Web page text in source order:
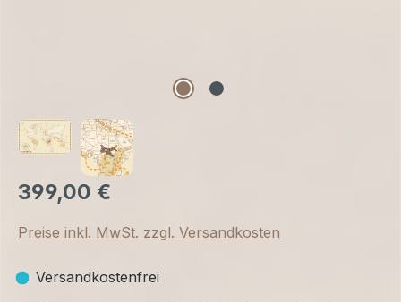
399,00 €
Preise inkl. MwSt. zzgl. Versandkosten
Versandkostenfrei